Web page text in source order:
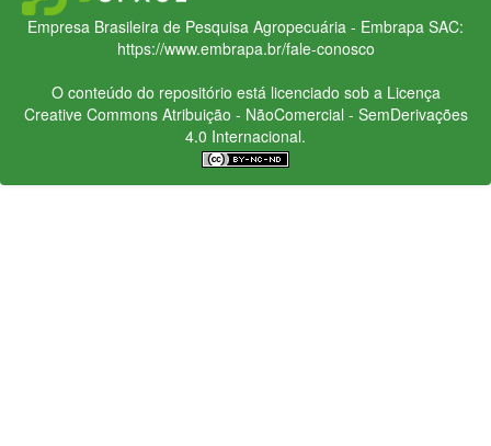
Empresa Brasileira de Pesquisa Agropecuária - Embrapa SAC:
https://www.embrapa.br/fale-conosco
O conteúdo do repositório está licenciado sob a Licença
Creative CommonsAtribuição - NãoComercial - SemDerivações
4.0 Internacional.